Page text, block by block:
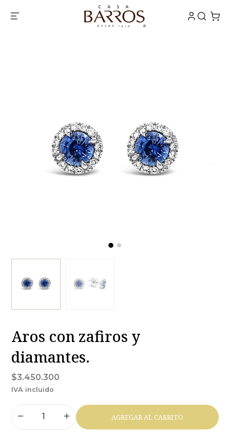
Aros con zafiros y
diamantes.
$3.450.300
IVA incluido
AGREGAR AL CARRITO